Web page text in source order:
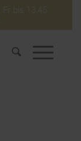
Fr bis 13:45